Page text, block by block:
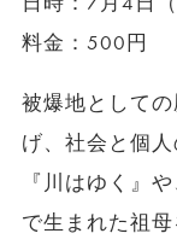
料金：500円
被爆地として
げ、社会と個
『川はゆく』
で生まれた祖